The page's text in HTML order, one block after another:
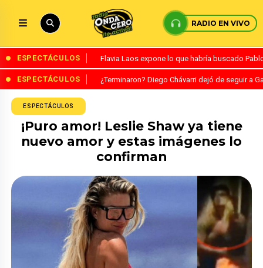
RADIO EN VIVO
ESPECTÁCULOS Flavia Laos expone lo que habría buscado
ESPECTÁCULOS ¿Terminaron? Diego Chávarri dejó de seguir a
ESPECTÁCULOS
¡Puro amor! Leslie Shaw ya tiene
nuevo amor y estas imágenes lo
confirman